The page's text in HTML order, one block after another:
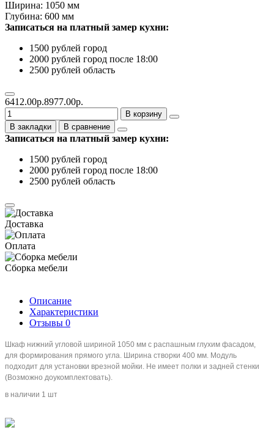
Ширина: 1050 мм
Глубина: 600 мм
Записаться на платный замер кухни:
1500 рублей город
2000 рублей город после 18:00
2500 рублей область
6412.00р.8977.00р.
В корзину
В закладки
В сравнение
Записаться на платный замер кухни:
1500 рублей город
2000 рублей город после 18:00
2500 рублей область
Доставка
Оплата
Сборка мебели
Описание
Характеристики
Отзывы 0
Шкаф нижний угловой шириной 1050 мм с распашным глухим фасадом,
для формирования прямого угла. Ширина створки 400 мм. Модуль
подходит для установки врезной мойки. Не имеет полки и задней стенки
(Возможно доукомплектовать).
в наличии 1 шт